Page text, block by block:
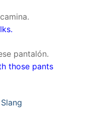
pantalón.
those pants
Slang